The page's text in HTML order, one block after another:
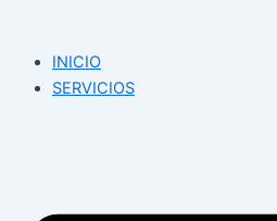
INICIO
SERVICIOS